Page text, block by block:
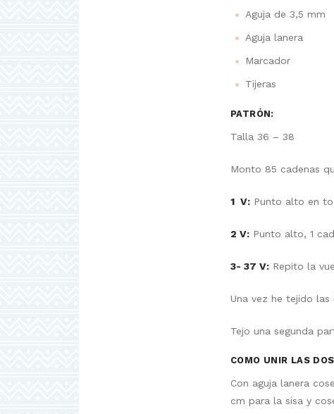
Aguja de 3,5 mm
Aguja lanera
Marcador
Tijeras
PATRÓN:
Talla 36 – 38
Monto 85 cadenas
1 V: Punto alto en
2 V: Punto alto, 1
3- 37 V: Repito la
Una vez he tejido
Tejo una segunda
COMO UNIR LAS
Con aguja lanera
cm para la sisa y